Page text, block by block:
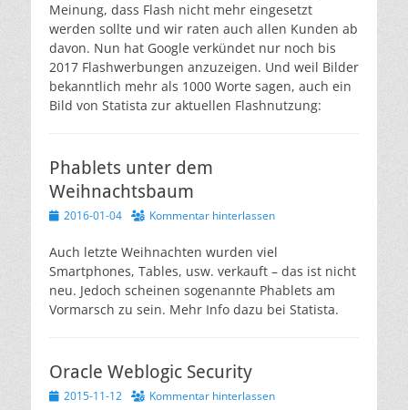
Meinung, dass Flash nicht mehr eingesetzt
werden sollte und wir raten auch allen Kunden ab
davon. Nun hat Google verkündet nur noch bis
2017 Flashwerbungen anzuzeigen. Und weil Bilder
bekanntlich mehr als 1000 Worte sagen, auch ein
Bild von Statista zur aktuellen Flashnutzung:
Phablets unter dem
Weihnachtsbaum
Veröffentlicht
2016-01-04 Kommentar hinterlassen
Auch letzte Weihnachten wurden viel
Smartphones, Tables, usw. verkauft – das ist nicht
neu. Jedoch scheinen sogenannte Phablets am
Vormarsch zu sein. Mehr Info dazu bei Statista.
Oracle Weblogic Security
Veröffentlicht
2015-11-12 Kommentar hinterlassen